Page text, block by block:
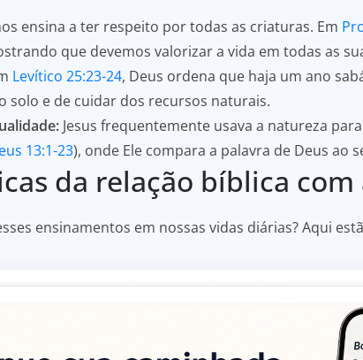
ensina a ter respeito por todas as criaturas. Em
que devemos valorizar a vida em todas as
Levítico 25:23-24, Deus ordena que haja um ano
solo e de cuidar dos recursos naturais.
Jesus frequentemente usava a natureza
13:1-23), onde Ele compara a palavra de Deus ao
da relação bíblica com
ensinamentos em nossas vidas diárias? Aqui